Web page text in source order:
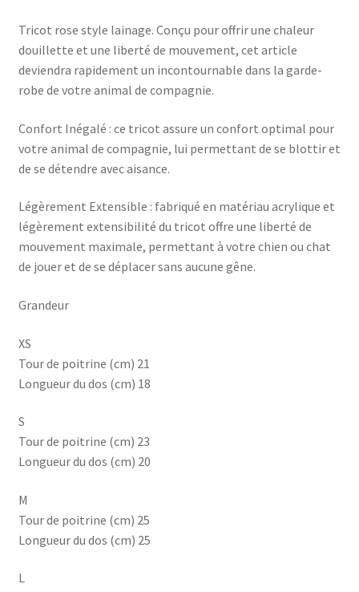
Tricot rose style lainage. Conçu pour offrir une chaleur
douillette et une liberté de mouvement, cet article
deviendra rapidement un incontournable dans la garde-
robe de votre animal de compagnie.
Confort Inégalé : ce tricot assure un confort optimal pour
votre animal de compagnie, lui permettant de se blottir et
de se détendre avec aisance.
Légèrement Extensible : fabriqué en matériau acrylique et
légèrement extensibilité du tricot offre une liberté de
mouvement maximale, permettant à votre chien ou chat
de jouer et de se déplacer sans aucune gêne.
Grandeur
XS
Tour de poitrine (cm) 21
Longueur du dos (cm) 18
S
Tour de poitrine (cm) 23
Longueur du dos (cm) 20
M
Tour de poitrine (cm) 25
Longueur du dos (cm) 25
L